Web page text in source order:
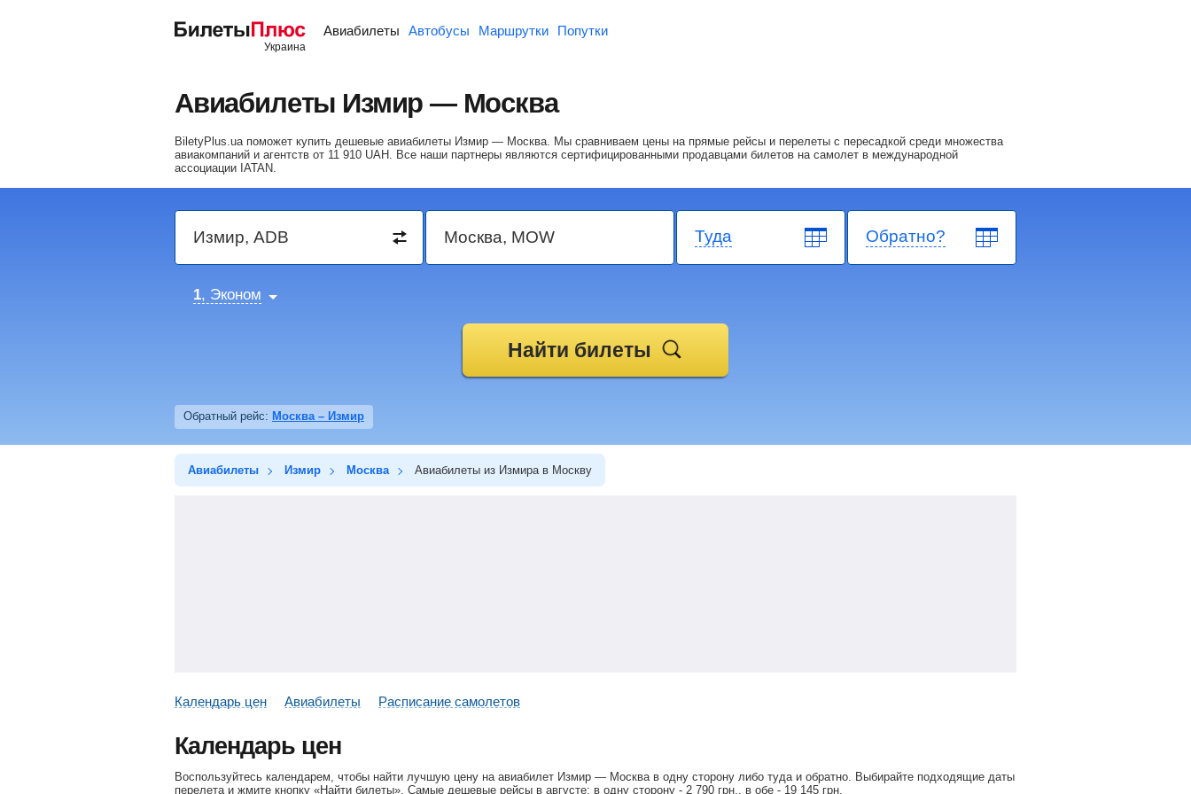
Авиабилеты Автобусы Маршрутки Попутки
Авиабилеты Измир — Москва
BiletyPlus.ua поможет купить дешевые авиабилеты Измир — Москва. Мы сравниваем цены на прямые рейсы и перелеты с пересадкой среди множества
авиакомпаний и агентств от 11 910 UAH . Все наши партнеры являются сертифицированными продавцами билетов на самолет в международной
ассоциации IATAN.
Туда Обратно?
1, Эконом
Найти билеты
Обратный рейс: Москва – Измир
Авиабилеты Измир Москва Авиабилеты из Измира в Москву
Календарь цен Авиабилеты Расписание самолетов
Календарь цен
Воспользуйтесь календарем, чтобы найти лучшую цену на авиабилет Измир — Москва в одну сторону либо туда и обратно. Выбирайте подходящие даты
перелета и жмите кнопку «Найти билеты». Самые дешевые рейсы в августе: в одну сторону - 2 790 грн., в обе - 19 145 грн.